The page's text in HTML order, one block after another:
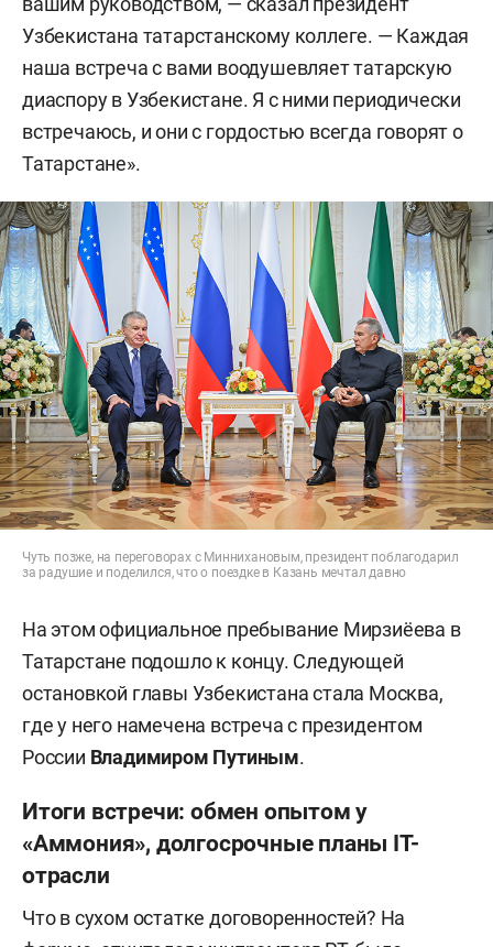
Узбекистана татарстанскому коллеге. — Каждая
наша встреча с вами воодушевляет татарскую
диаспору в Узбекистане. Я с ними периодически
встречаюсь, и они с гордостью всегда говорят о
Татарстане».
Чуть позже, на переговорах с Миннихановым, президент поблагодарил
за радушие и поделился, что о поездке в Казань мечтал давно
На этом официальное пребывание Мирзиёева в
Татарстане подошло к концу. Следующей
остановкой главы Узбекистана стала Москва,
где у него намечена встреча с президентом
России Владимиром Путиным.
Итоги встречи: обмен опытом у
«Аммония», долгосрочные планы IT-
отрасли
Что в сухом остатке договоренностей? На